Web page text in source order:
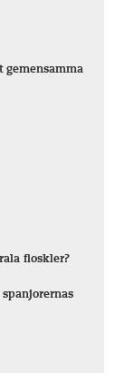
gemensamma
floskler?